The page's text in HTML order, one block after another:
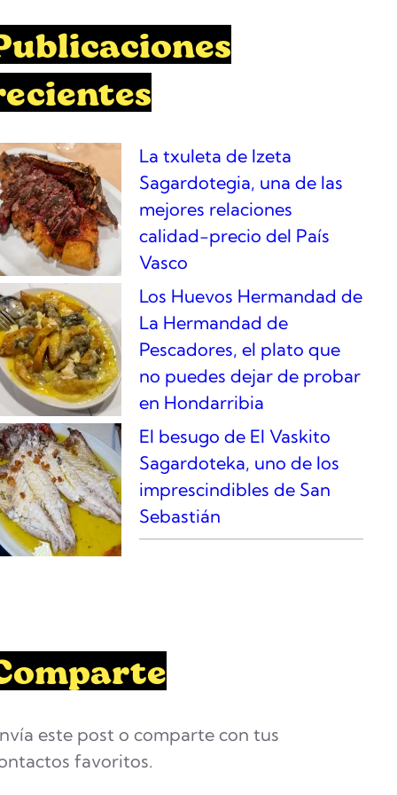
La txuleta de Izeta
Sagardotegia, una de las
mejores relaciones
calidad-precio del País
Vasco
Los Huevos Hermandad de
La Hermandad de
Pescadores, el plato que
no puedes dejar de probar
en Hondarribia
El besugo de El Vaskito
Sagardoteka, uno de los
imprescindibles de San
Sebastián
este post o comparte con tus
favoritos.